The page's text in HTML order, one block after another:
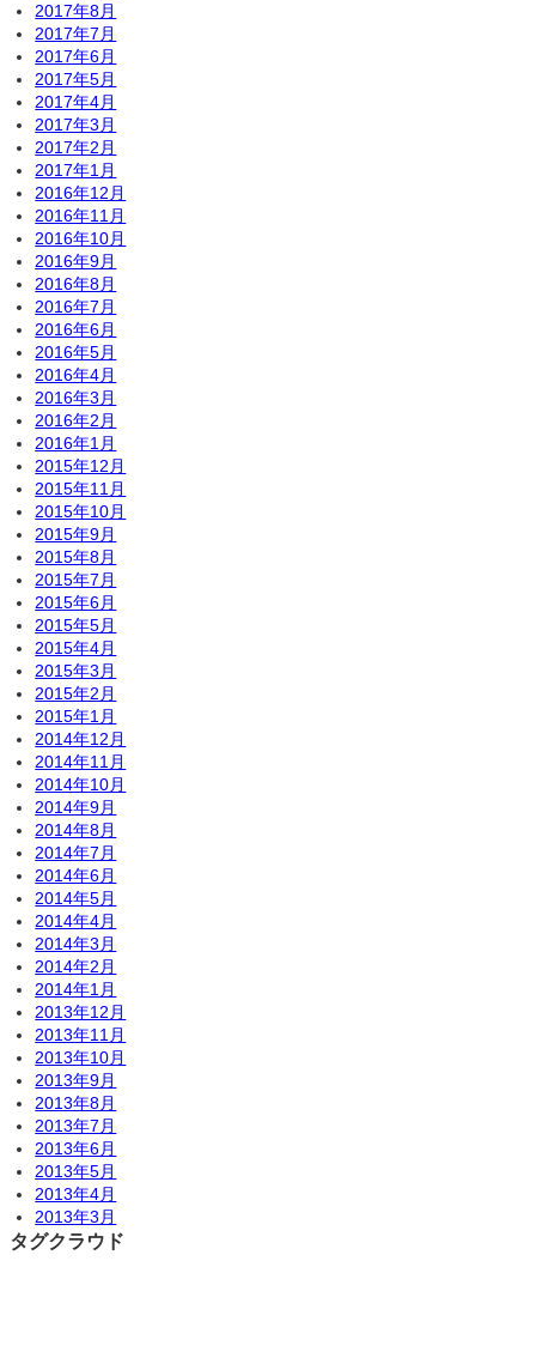
2017年8月
2017年7月
2017年6月
2017年5月
2017年4月
2017年3月
2017年2月
2017年1月
2016年12月
2016年11月
2016年10月
2016年9月
2016年8月
2016年7月
2016年6月
2016年5月
2016年4月
2016年3月
2016年2月
2016年1月
2015年12月
2015年11月
2015年10月
2015年9月
2015年8月
2015年7月
2015年6月
2015年5月
2015年4月
2015年3月
2015年2月
2015年1月
2014年12月
2014年11月
2014年10月
2014年9月
2014年8月
2014年7月
2014年6月
2014年5月
2014年4月
2014年3月
2014年2月
2014年1月
2013年12月
2013年11月
2013年10月
2013年9月
2013年8月
2013年7月
2013年6月
2013年5月
2013年4月
2013年3月
タグクラウド